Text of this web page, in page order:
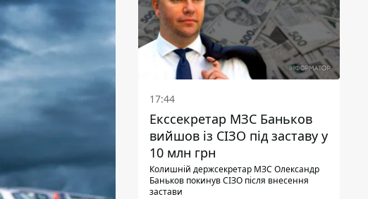
17:44
Екссекретар МЗС Баньков
вийшов із СІЗО під заставу у
10 млн грн
Колишній держсекретар МЗС Олександр
Баньков покинув СІЗО після внесення
застави